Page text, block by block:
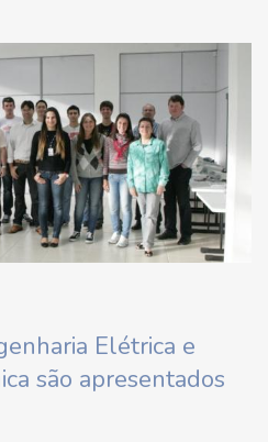
Elétrica e
são apresentados